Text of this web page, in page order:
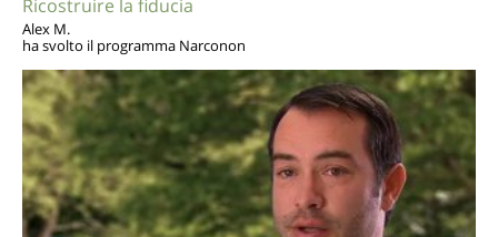
Ricostruire la fiducia
Alex M.
ha svolto il programma Narconon